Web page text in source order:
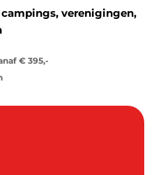
verenigingen,
€ 395,-